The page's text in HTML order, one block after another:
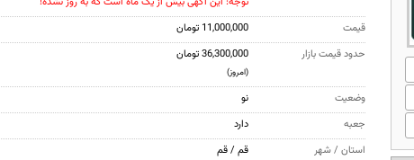
قیمت
11,000,000 تومان
حدود قیمت بازار
36,300,000 تومان
(امروز)
وضعیت
نو
جعبه
دارد
استان / شهر
قم / قم